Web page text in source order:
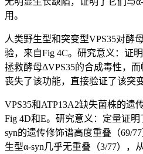
用。
人类野生型和突变型VPS35对酵
验，来自Fig 4C。研究意义：证
拯救酵母ΔVPS35的合成毒性，
丧失了该功能，直接验证了该突
VPS35和ATP13A2缺失菌株的遗
Fig 4D和E。研究意义：定量证明
syn的遗传修饰谱高度重叠（69/
生型α-syn几乎无重叠（3/77），